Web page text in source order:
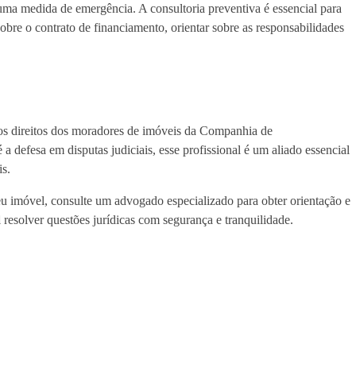
medida de emergência. A consultoria preventiva é essencial para
o contrato de financiamento, orientar sobre as responsabilidades
direitos dos moradores de imóveis da Companhia de
defesa em disputas judiciais, esse profissional é um aliado essencial
consulte um advogado especializado para obter orientação e
questões jurídicas com segurança e tranquilidade.